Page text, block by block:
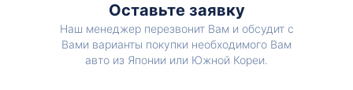
Оставьте заявку
Наш менеджер перезвонит Вам и обсудит с
Вами варианты покупки необходимого Вам
авто из Японии или Южной Кореи.